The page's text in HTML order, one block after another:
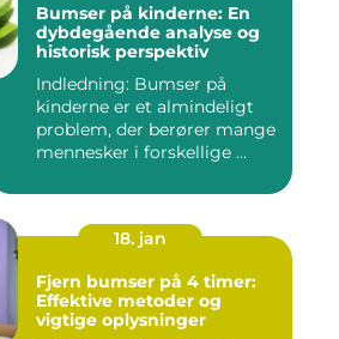
Bumser på kinderne: En
dybdegående analyse og
historisk perspektiv
Indledning: Bumser på
kinderne er et almindeligt
problem, der berører mange
mennesker i forskellige ...
18. jan
Fjern bumser på 4 timer:
Effektive metoder og
vigtige oplysninger